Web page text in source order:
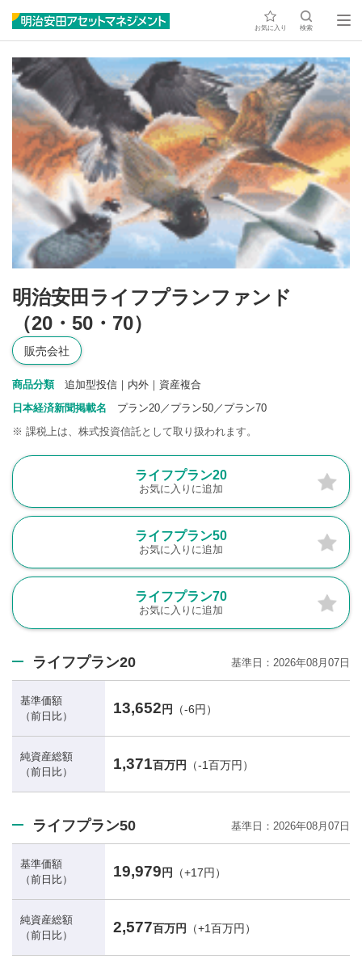
お気に入り 検索
明治安田ライフプランファンド
（20・50・70）
販売会社
商品分類
追加型投信｜内外｜資産複合
日本経済新聞掲載名
プラン20／プラン50／プラン70
※ 課税上は、株式投資信託として取り扱われます。
ライフプラン20
お気に入りに追加
ライフプラン50
お気に入りに追加
ライフプラン70
お気に入りに追加
ライフプラン20 基準日 2026年08月07日
基準価額
（前日比）
13,652 円 （-6円）
純資産総額
（前日比）
1,371百万円 （-1百万円）
ライフプラン50 基準日 2026年08月07日
基準価額
（前日比）
19,979 円 （+17円）
純資産総額
（前日比）
2,577百万円 （+1百万円）